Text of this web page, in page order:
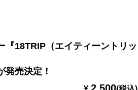
『18TRIP（エイティーントリッ
発売決定！